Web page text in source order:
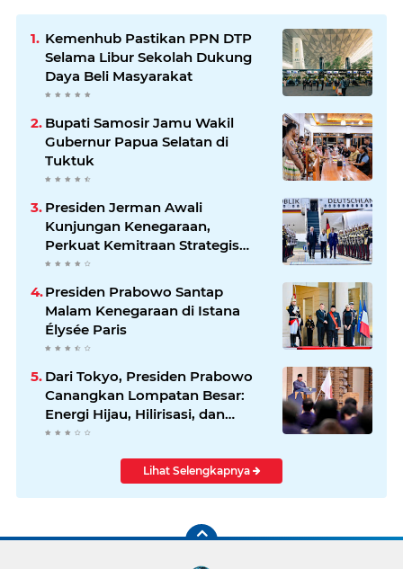
Kemenhub Pastikan PPN DTP
Selama Libur Sekolah Dukung
Daya Beli Masyarakat
Bupati Samosir Jamu Wakil
Gubernur Papua Selatan di
Tuktuk
Presiden Jerman Awali
Kunjungan Kenegaraan,
Perkuat Kemitraan Strategis
Indonesia–Jerman
Presiden Prabowo Santap
Malam Kenegaraan di Istana
Élysée Paris
Dari Tokyo, Presiden Prabowo
Canangkan Lompatan Besar:
Energi Hijau, Hilirisasi, dan
Diplomasi Ekonomi
Lihat Selengkapnya